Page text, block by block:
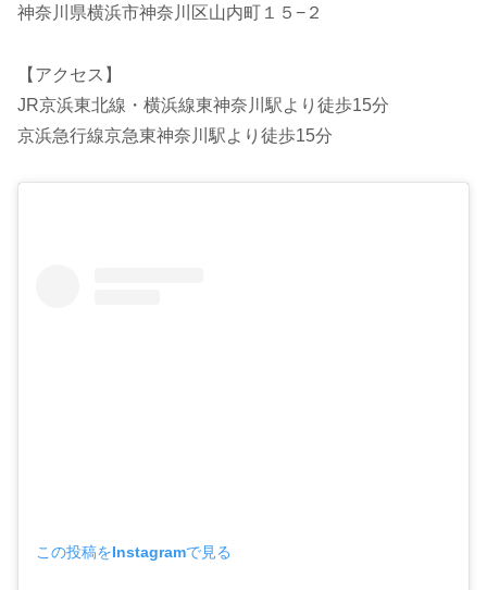
神奈川県横浜市神奈川区山内町１５−２
【アクセス】
JR京浜東北線・横浜線東神奈川駅より徒歩15分
京浜急行線京急東神奈川駅より徒歩15分
この投稿をInstagramで見る